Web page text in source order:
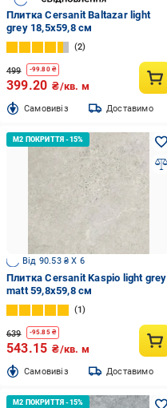
Плитка Cersanit Baltazar light
grey 18,5x59,8 см
2
499 -99.80₴
399.20 ₴/кв. м
Cамовивіз Доставимо
Від 90.53 ₴ X 6
Плитка Cersanit Kaspio light grey
matt 59,8x59,8 см
1
639 -95.85₴
543.15 ₴/кв. м
Cамовивіз Доставимо